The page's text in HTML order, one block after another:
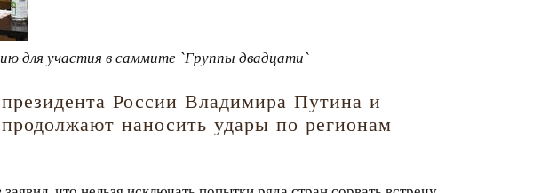
для участия в саммите `Группы двадцати`
России Владимира Путина и
наносить удары по регионам